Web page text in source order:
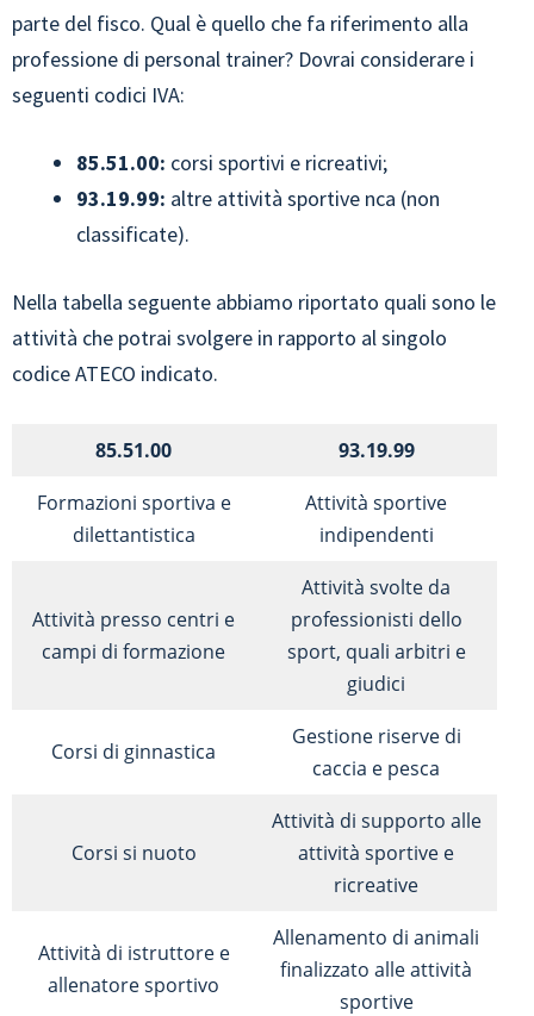
parte del fisco. Qual è quello che fa riferimento alla
professione di personal trainer? Dovrai considerare i
seguenti codici IVA:
85.51.00: corsi sportivi e ricreativi;
93.19.99: altre attività sportive nca (non
classificate).
Nella tabella seguente abbiamo riportato quali sono le
attività che potrai svolgere in rapporto al singolo
codice ATECO indicato.
85.51.00
93.19.99
Formazioni sportiva e
dilettantistica
Attività sportive
indipendenti
Attività presso centri e
campi di formazione
Attività svolte da
professionisti dello
sport, quali arbitri e
giudici
Corsi di ginnastica
Gestione riserve di
caccia e pesca
Corsi si nuoto
Attività di supporto alle
attività sportive e
ricreative
Attività di istruttore e
allenatore sportivo
Allenamento di animali
finalizzato alle attività
sportive